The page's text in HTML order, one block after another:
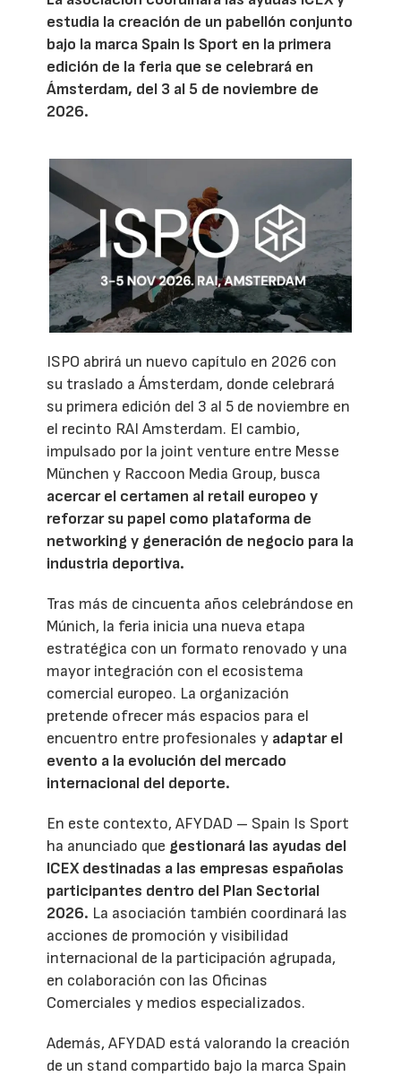
estudia la creación de un pabellón conjunto
bajo la marca Spain Is Sport en la primera
edición de la feria que se celebrará en
Ámsterdam, del 3 al 5 de noviembre de
2026.
ISPO abrirá un nuevo capítulo en 2026 con
su traslado a Ámsterdam, donde celebrará
su primera edición del 3 al 5 de noviembre en
el recinto RAI Amsterdam. El cambio,
impulsado por la joint venture entre Messe
München y Raccoon Media Group, busca
acercar el certamen al retail europeo y
reforzar su papel como plataforma de
networking y generación de negocio para la
industria deportiva.
Tras más de cincuenta años celebrándose en
Múnich, la feria inicia una nueva etapa
estratégica con un formato renovado y una
mayor integración con el ecosistema
comercial europeo. La organización
pretende ofrecer más espacios para el
encuentro entre profesionales y adaptar el
evento a la evolución del mercado
internacional del deporte.
En este contexto, AFYDAD – Spain Is Sport
ha anunciado que gestionará las ayudas del
ICEX destinadas a las empresas españolas
participantes dentro del Plan Sectorial
2026. La asociación también coordinará las
acciones de promoción y visibilidad
internacional de la participación agrupada,
en colaboración con las Oficinas
Comerciales y medios especializados.
Además, AFYDAD está valorando la creación
de un stand compartido bajo la marca Spain